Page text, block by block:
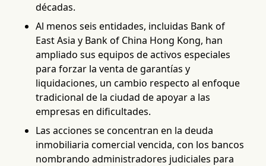
décadas.
Al menos seis entidades, incluidas Bank of
East Asia y Bank of China Hong Kong, han
ampliado sus equipos de activos especiales
para forzar la venta de garantías y
liquidaciones, un cambio respecto al enfoque
tradicional de la ciudad de apoyar a las
empresas en dificultades.
Las acciones se concentran en la deuda
inmobiliaria comercial vencida, con los bancos
nombrando administradores judiciales para